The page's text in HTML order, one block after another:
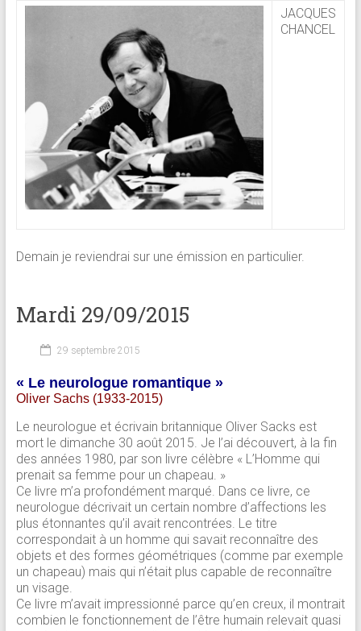
JACQUES
CHANCEL
Demain je reviendrai sur une émission en particulier.
Mardi 29/09/2015
29 septembre 2015
« Le neurologue romantique »
Oliver Sachs (1933-2015)
Le neurologue et écrivain britannique Oliver Sacks est
mort le dimanche 30 août 2015. Je l’ai découvert, à la fin
des années 1980, par son livre célèbre « L’Homme qui
prenait sa femme pour un chapeau. »
Ce livre m’a profondément marqué. Dans ce livre, ce
neurologue décrivait un certain nombre d’affections les
plus étonnantes qu’il avait rencontrées. Le titre
correspondait à un homme qui savait reconnaître des
objets et des formes géométriques (comme par exemple
un chapeau) mais qui n’était plus capable de reconnaître
un visage.
Ce livre m’avait impressionné parce qu’en creux, il montrait
combien le fonctionnement de l’être humain relevait quasi